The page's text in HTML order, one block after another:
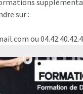
sur :
ou